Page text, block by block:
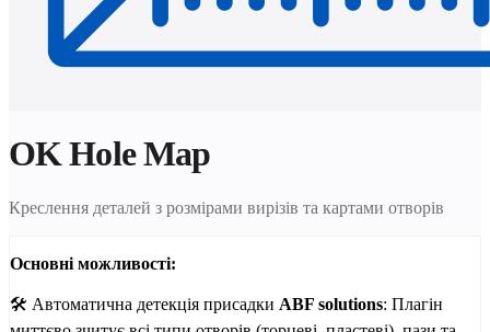
OK Hole Map
Креслення деталей з розмірами вирізів та картами отворів
Основні можливості:
🛠 Автоматична детекція присадки ABF solutions: Плагін